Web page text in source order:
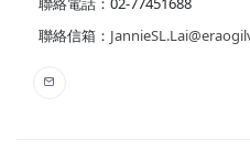
聯絡信箱：